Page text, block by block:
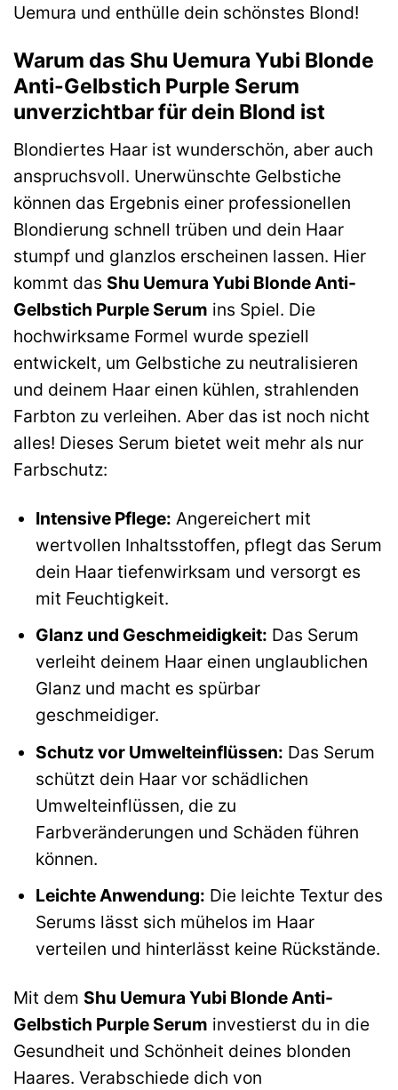
Uemura und enthülle dein schönstes Blond!
Warum das Shu Uemura Yubi Blonde
Anti-Gelbstich Purple Serum
unverzichtbar für dein Blond ist
Blondiertes Haar ist wunderschön, aber auch
anspruchsvoll. Unerwünschte Gelbstiche
können das Ergebnis einer professionellen
Blondierung schnell trüben und dein Haar
stumpf und glanzlos erscheinen lassen. Hier
kommt das Shu Uemura Yubi Blonde Anti-
Gelbstich Purple Serum ins Spiel. Die
hochwirksame Formel wurde speziell
entwickelt, um Gelbstiche zu neutralisieren
und deinem Haar einen kühlen, strahlenden
Farbton zu verleihen. Aber das ist noch nicht
alles! Dieses Serum bietet weit mehr als nur
Farbschutz:
Intensive Pflege: Angereichert mit
wertvollen Inhaltsstoffen, pflegt das Serum
dein Haar tiefenwirksam und versorgt es
mit Feuchtigkeit.
Glanz und Geschmeidigkeit: Das Serum
verleiht deinem Haar einen unglaublichen
Glanz und macht es spürbar
geschmeidiger.
Schutz vor Umwelteinflüssen: Das Serum
schützt dein Haar vor schädlichen
Umwelteinflüssen, die zu
Farbveränderungen und Schäden führen
können.
Leichte Anwendung: Die leichte Textur des
Serums lässt sich mühelos im Haar
verteilen und hinterlässt keine Rückstände.
Mit dem Shu Uemura Yubi Blonde Anti-
Gelbstich Purple Serum investierst du in die
Gesundheit und Schönheit deines blonden
Haares. Verabschiede dich von